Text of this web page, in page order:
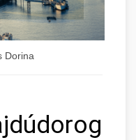
Dorina